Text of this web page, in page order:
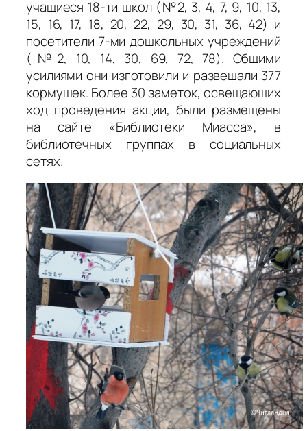
учащиеся 18-ти школ (№2, 3, 4, 7, 9, 10, 13,
15, 16, 17, 18, 20, 22, 29, 30, 31, 36, 42) и
посетители 7-ми дошкольных учреждений
(№2, 10, 14, 30, 69, 72, 78). Общими
усилиями они изготовили и развешали 377
кормушек. Более 30 заметок, освещающих
ход проведения акции, были размещены
на сайте «Библиотеки Миасса», в
библиотечных группах в социальных
сетях.